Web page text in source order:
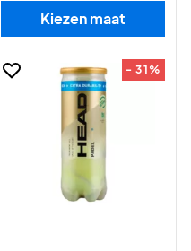
Kiezen maat
- 31%